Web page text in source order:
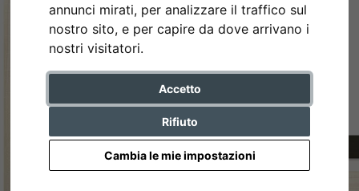
annunci mirati, per analizzare il traffico sul
nostro sito, e per capire da dove arrivano i
nostri visitatori.
Accetto
Rifiuto
Cambia le mie impostazioni
Indietro